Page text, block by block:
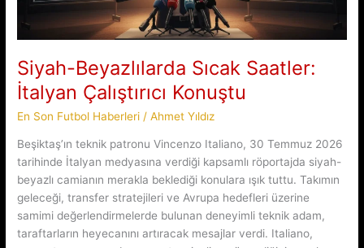
Siyah-Beyazlılarda Sıcak Saatler:
İtalyan Çalıştırıcı Konuştu
En Son Futbol Haberleri /Ahmet Yıldız
Beşiktaş’ın teknik patronu Vincenzo Italiano, 30 Temmuz 2026
tarihinde İtalyan medyasına verdiği kapsamlı röportajda siyah-
beyazlı camianın merakla beklediği konulara ışık tuttu. Takımın
geleceği, transfer stratejileri ve Avrupa hedefleri üzerine
samimi değerlendirmelerde bulunan deneyimli teknik adam,
taraftarların heyecanını artıracak mesajlar verdi. Italiano,